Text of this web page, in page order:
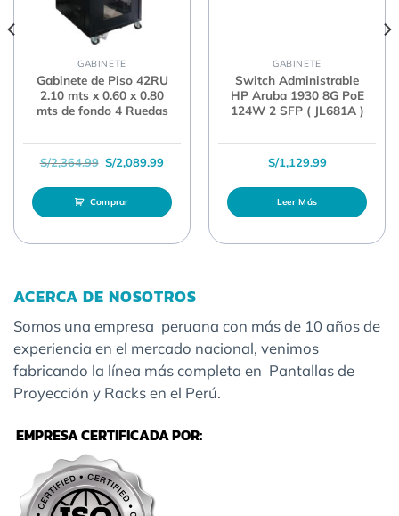
GABINETE
Gabinete de Piso 42RU
2.10 mts x 0.60 x 0.80
mts de fondo 4 Ruedas
S/2,364.99 El precio original era: S/2,364.99.
S/2,089.99El precio actual es: S/2,089.99.
Comprar
GABINETE
Switch Administrable
HP Aruba 1930 8G PoE
124W 2 SFP ( JL681A )
S/1,129.99
Leer Más
era: S/1,088.99.
actual es: S/989.99.
ACERCA DE NOSOTROS
Somos una empresa peruana con más de 10 años de
experiencia en el mercado nacional, venimos
fabricando la línea más completa en Pantallas de
Proyección y Racks en el Perú.
EMPRESA CERTIFICADA POR: